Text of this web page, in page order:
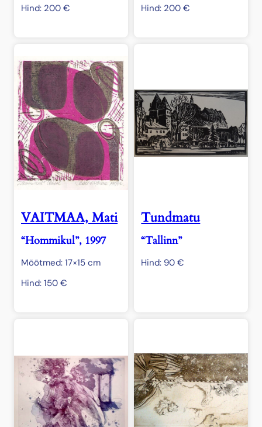
Hind: 200 €
Hind: 200€
VAITMAA, Mati
“Hommikul”, 1997
Mõõtmed: 17×15 cm
Hind: 150 €
Tundmatu
“Tallinn”
Hind: 90€